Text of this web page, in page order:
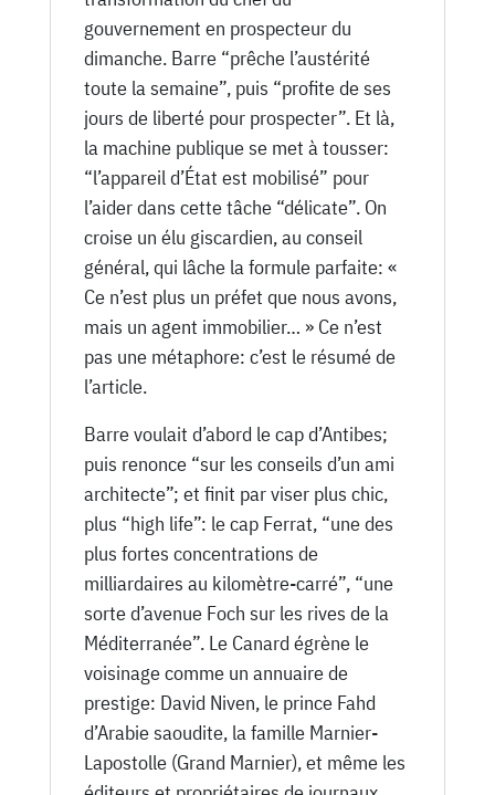
gouvernement en prospecteur du
dimanche. Barre “prêche l’austérité
toute la semaine”, puis “profite de ses
jours de liberté pour prospecter”. Et là,
la machine publique se met à tousser:
“l’appareil d’État est mobilisé” pour
l’aider dans cette tâche “délicate”. On
croise un élu giscardien, au conseil
général, qui lâche la formule parfaite: «
Ce n’est plus un préfet que nous avons,
mais un agent immobilier… » Ce n’est
pas une métaphore: c’est le résumé de
l’article.
Barre voulait d’abord le cap d’Antibes;
puis renonce “sur les conseils d’un ami
architecte”; et finit par viser plus chic,
plus “high life”: le cap Ferrat, “une des
plus fortes concentrations de
milliardaires au kilomètre-carré”, “une
sorte d’avenue Foch sur les rives de la
Méditerranée”. Le Canard égrène le
voisinage comme un annuaire de
prestige: David Niven, le prince Fahd
d’Arabie saoudite, la famille Marnier-
Lapostolle (Grand Marnier), et même les